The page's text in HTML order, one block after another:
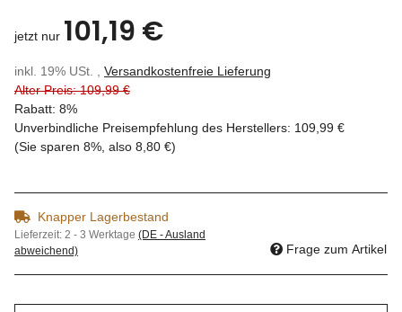
jetzt nur 101,19 €
inkl. 19% USt. , Versandkostenfreie Lieferung
Alter Preis: 109,99 €
Rabatt: 8%
Unverbindliche Preisempfehlung des Herstellers: 109,99 €
(Sie sparen 8% , also 8,80 €)
Knapper Lagerbestand
Lieferzeit: 2 - 3 Werktage (DE - Ausland
abweichend)
Frage zum Artikel